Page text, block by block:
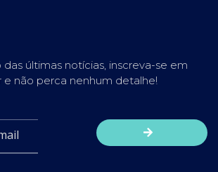
últimas notícias, inscreva-se em
e não perca nenhum detalhe!